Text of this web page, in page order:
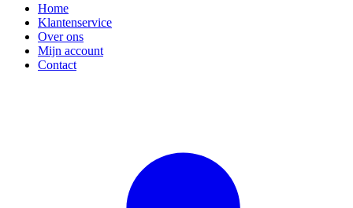
Home
Klantenservice
Over ons
Mijn account
Contact